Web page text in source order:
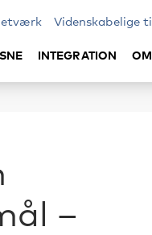
Videnskabelige
INTEGRATION
–